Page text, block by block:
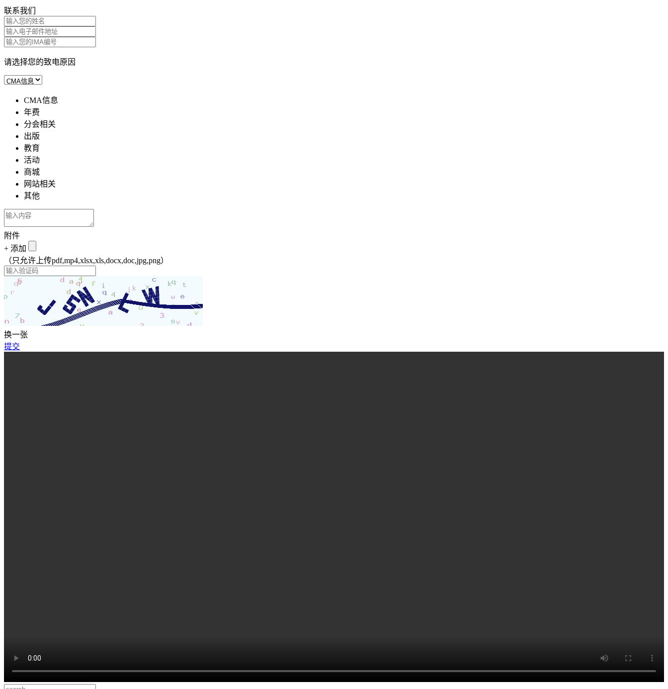
联系我们
请选择您的致电原因
CMA信息
年费
分会相关
出版
教育
活动
商城
网站相关
其他
附件
+ 添加
（只允许上传pdf,mp4,xlsx,xls,docx,doc,jpg,png）
换一张
提交